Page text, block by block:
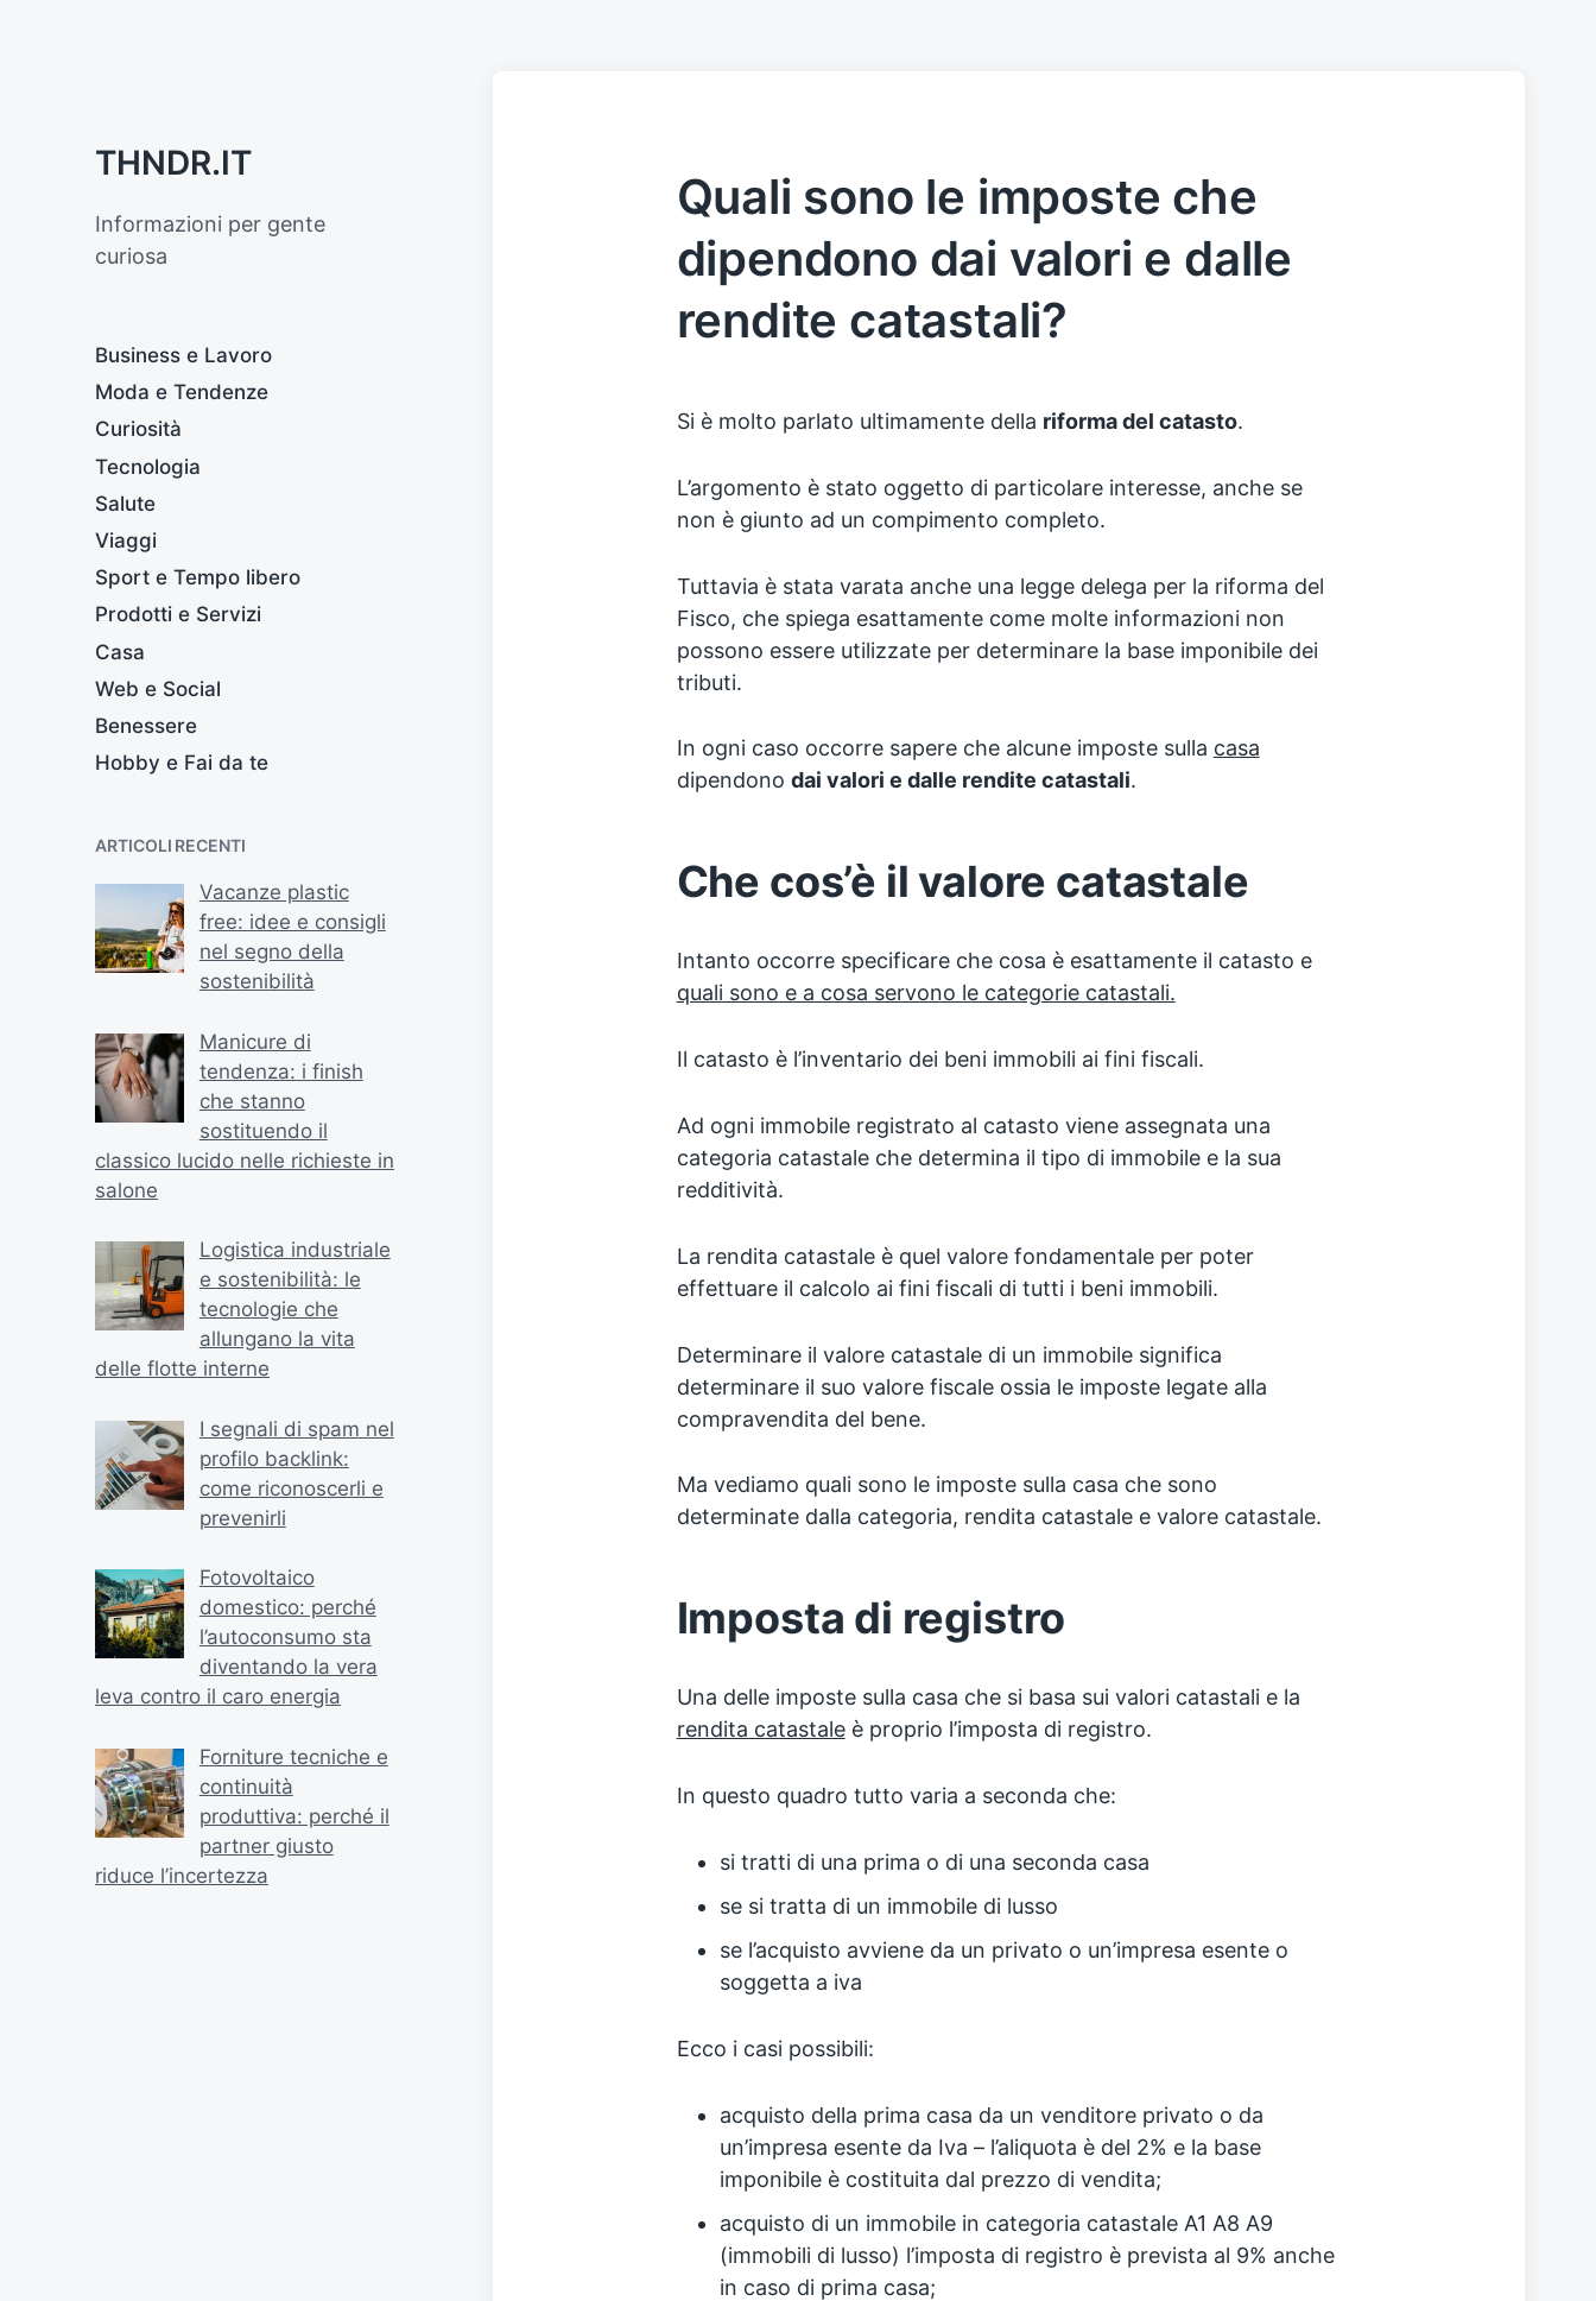
THNDR.IT
Informazioni per gente
curiosa
Business e Lavoro
Moda e Tendenze
Curiosità
Tecnologia
Salute
Viaggi
Sport e Tempo libero
Prodotti e Servizi
Casa
Web e Social
Benessere
Hobby e Fai da te
ARTICOLI RECENTI
Vacanze plastic
free: idee e consigli
nel segno della
sostenibilità
Manicure di
tendenza: i finish
che stanno
sostituendo il
classico lucido nelle richieste in
salone
Logistica industriale
e sostenibilità: le
tecnologie che
allungano la vita
delle flotte interne
I segnali di spam nel
profilo backlink:
come riconoscerli e
prevenirli
Fotovoltaico
domestico: perché
l’autoconsumo sta
diventando la vera
leva contro il caro energia
Forniture tecniche e
continuità
produttiva: perché il
partner giusto
riduce l’incertezza
Quali sono le imposte che
dipendono dai valori e dalle
rendite catastali?
Si è molto parlato ultimamente della riforma del catasto.
L’argomento è stato oggetto di particolare interesse, anche se
non è giunto ad un compimento completo.
Tuttavia è stata varata anche una legge delega per la riforma del
Fisco, che spiega esattamente come molte informazioni non
possono essere utilizzate per determinare la base imponibile dei
tributi.
In ogni caso occorre sapere che alcune imposte sulla casa
dipendono dai valori e dalle rendite catastali.
Che cos’è il valore catastale
Intanto occorre specificare che cosa è esattamente il catasto e
quali sono e a cosa servono le categorie catastali.
Il catasto è l’inventario dei beni immobili ai fini fiscali.
Ad ogni immobile registrato al catasto viene assegnata una
categoria catastale che determina il tipo di immobile e la sua
redditività.
La rendita catastale è quel valore fondamentale per poter
effettuare il calcolo ai fini fiscali di tutti i beni immobili.
Determinare il valore catastale di un immobile significa
determinare il suo valore fiscale ossia le imposte legate alla
compravendita del bene.
Ma vediamo quali sono le imposte sulla casa che sono
determinate dalla categoria, rendita catastale e valore catastale.
Imposta di registro
Una delle imposte sulla casa che si basa sui valori catastali e la
rendita catastaleè proprio l’imposta di registro.
In questo quadro tutto varia a seconda che:
si tratti di una prima o di una seconda casa
se si tratta di un immobile di lusso
se l’acquisto avviene da un privato o un’impresa esente o
soggetta a iva
Ecco i casi possibili:
acquisto della prima casa da un venditore privato o da
un’impresa esente da Iva – l’aliquota è del 2% e la base
imponibile è costituita dal prezzo di vendita;
acquisto di un immobile in categoria catastale A1 A8 A9
(immobili di lusso) l’imposta di registro è prevista al 9% anche
in caso di prima casa;